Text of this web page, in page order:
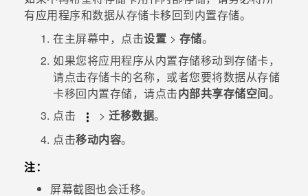
有应用程序和数据从存储卡移回到内置存储。
在主屏幕中，点击设置 > 存储。
如果您将应用程序从内置存储移动到存储卡，
请点击存储卡的名称，或者您要将数据从存储
卡移回内置存储，请点击内部共享存储空间。
点击
> 迁移数据。
点击移动内容。
注：
屏幕截图也会迁移。